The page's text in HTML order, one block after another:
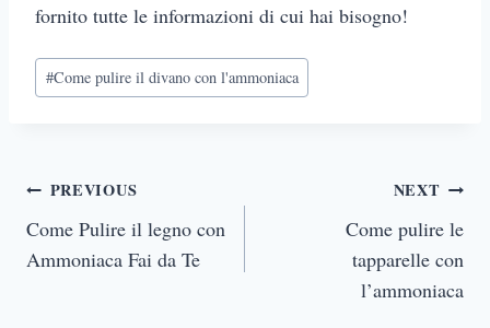
fornito tutte le informazioni di cui hai bisogno!
Post
Tags:
#Come pulire il divano con l'ammoniaca
Post
navigation
PREVIOUS
Come Pulire il legno con
Ammoniaca Fai da Te
NEXT
Come pulire le
tapparelle con
l’ammoniaca